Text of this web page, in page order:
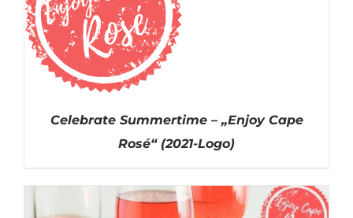
HIER BESTELLEN (EXTERNER LINK)
Celebrate Summertime – „Enjoy Cape
Rosé“ (2021-Logo)